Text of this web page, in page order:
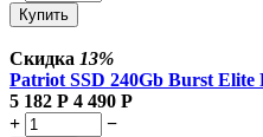
Купить
Скидка 13%
Patriot SSD 240Gb Burst Elite
5 182 Р 4 490 Р
+
−